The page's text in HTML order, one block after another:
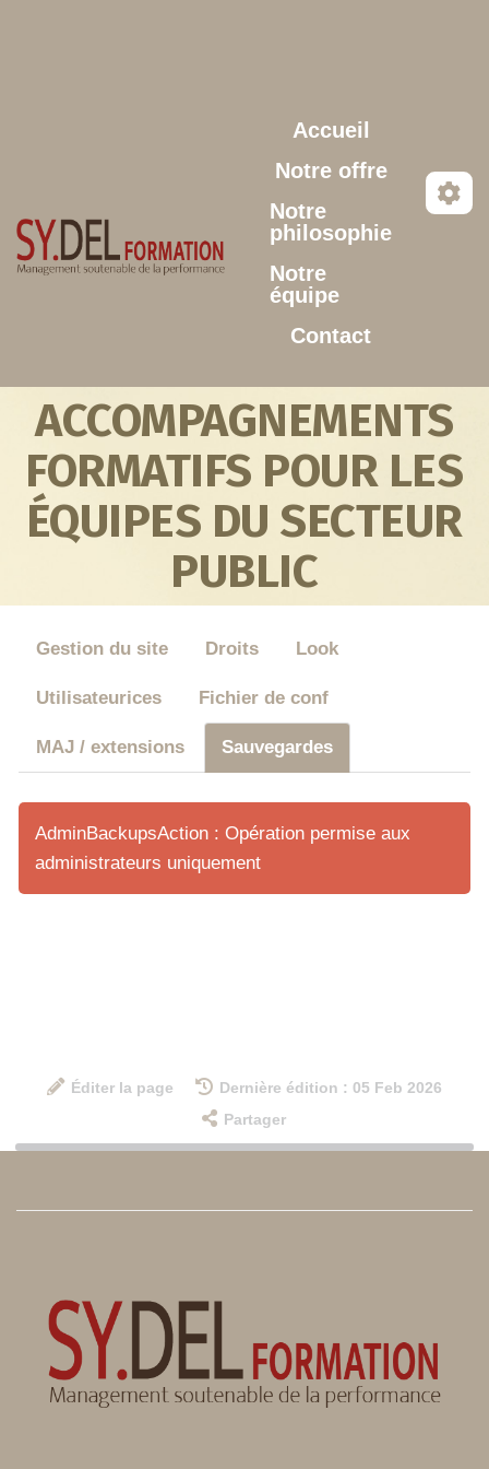
Accueil
Notre offre
Notre
philosophie
Notre
équipe
Contact
ACCOMPAGNEMENTS
FORMATIFS POUR LES
ÉQUIPES DU SECTEUR
PUBLIC
Gestion du site Droits Look
Utilisateurices Fichier de conf
MAJ / extensions Sauvegardes
AdminBackupsAction : Opération permise aux
administrateurs uniquement
Éditer la page
Dernière édition : 05 Feb 2026
Partager